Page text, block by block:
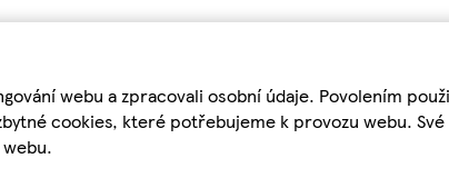
webu a zpracovali osobní údaje. Povolením
cookies, které potřebujeme k provozu webu.